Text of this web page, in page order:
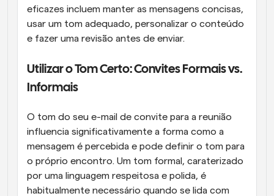
eficazes incluem manter as mensagens concisas,
usar um tom adequado, personalizar o conteúdo
e fazer uma revisão antes de enviar.
Utilizar o Tom Certo: Convites Formais vs.
Informais
O tom do seu e-mail de convite para a reunião
influencia significativamente a forma como a
mensagem é percebida e pode definir o tom para
o próprio encontro. Um tom formal, caraterizado
por uma linguagem respeitosa e polida, é
habitualmente necessário quando se lida com